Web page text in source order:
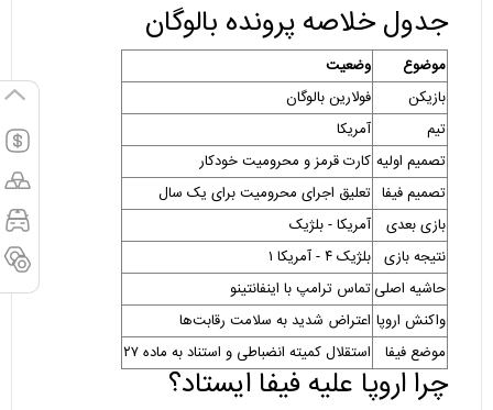
جدول خلاصه پرونده بالوگان
موضوع
وضعیت
بازیکن
فولارین بالوگان
تیم
آمریکا
تصمیم اولیه کارت قرمز و محرومیت خودکار
تصمیم فیفا تعلیق اجرای محرومیت برای یک سال
بازی بعدی
آمریکا - بلژیک
نتیجه بازی بلژیک ۴ - آمریکا ۱
حاشیه اصلیتماس ترامپ با اینفانتینو
واکنش اروپا اعتراض شدید به سلامت رقابت‌ها
موضع فیفا
استقلال کمیته انضباطی و استناد به ماده ۲۷
چرا اروپا علیه فیفا ایستاد؟